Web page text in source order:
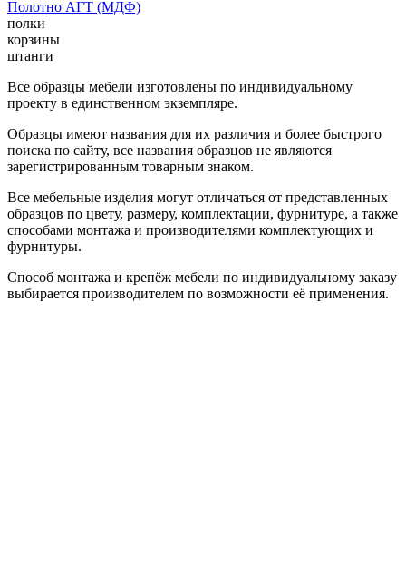
Полотно АГТ (МДФ)
полки
корзины
штанги
Все образцы мебели изготовлены по индивидуальному
проекту в единственном экземпляре.
Образцы имеют названия для их различия и более быстрого
поиска по сайту, все названия образцов не являются
зарегистрированным товарным знаком.
Все мебельные изделия могут отличаться от представленных
образцов по цвету, размеру, комплектации, фурнитуре, а также
способами монтажа и производителями комплектующих и
фурнитуры.
Способ монтажа и крепёж мебели по индивидуальному заказу
выбирается производителем по возможности её применения.